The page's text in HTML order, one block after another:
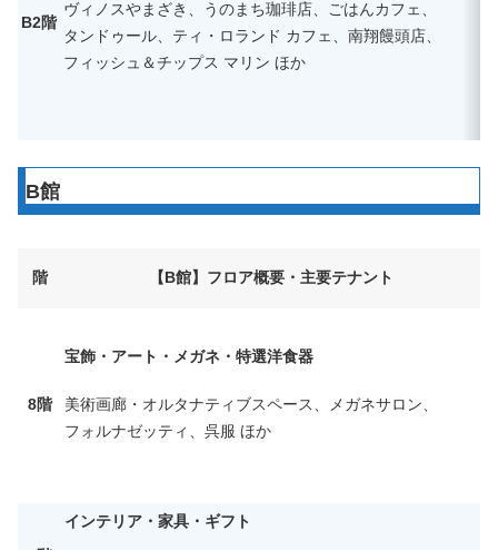
B2階
ヴィノスやまざき、うのまち珈琲店、ごはんカフェ、
タンドゥール、ティ・ロランド カフェ、南翔饅頭店、
フィッシュ＆チップス マリン ほか
B館
階 【B館】フロア概要・主要テナント
8階
宝飾・アート・メガネ・特選洋食器
美術画廊・オルタナティブスペース、メガネサロン、
フォルナゼッティ、呉服 ほか
インテリア・家具・ギフト